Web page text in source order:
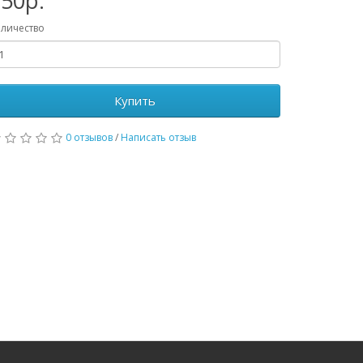
Купить
0 отзывов/ Написать отзыв